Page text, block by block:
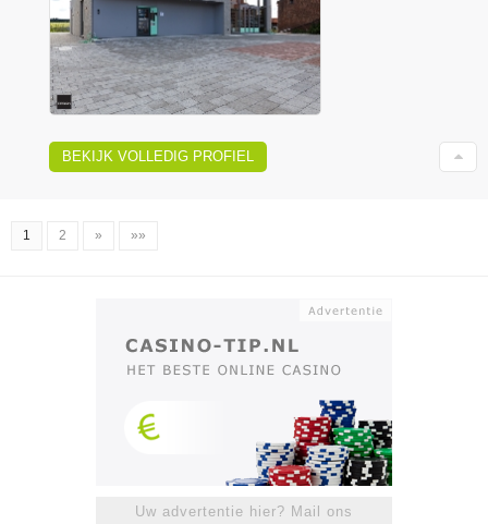
BEKIJK VOLLEDIG PROFIEL
1 2 » »»
Uw advertentie hier? Mail ons